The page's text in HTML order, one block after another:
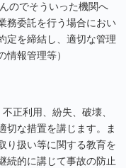
のでそういった機関へ
務委託を行う場合におい
定を締結し、適切な管理
報管理等）
正利用、紛失、破壊、
切な措置を講じます。ま
り扱い等に関する教育を
続的に講じて事故の防止